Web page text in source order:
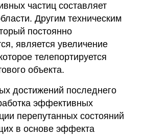
частиц составляет
Другим техническим
постоянно
является увеличение
телепортируется
объекта.
достижений последнего
эффективных
перепутанных состояний
в основе эффекта